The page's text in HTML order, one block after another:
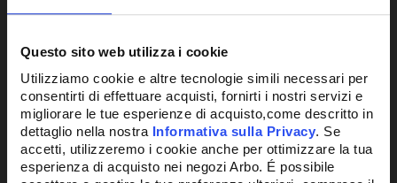
Questo sito web utilizza i cookie
Utilizziamo cookie e altre tecnologie simili necessari per
consentirti di effettuare acquisti, fornirti i nostri servizi e
migliorare le tue esperienze di acquisto,come descritto in
dettaglio nella nostra Informativa sulla Privacy. Se
accetti, utilizzeremo i cookie anche per ottimizzare la tua
esperienza di acquisto nei negozi Arbo. É possibile
Potrebbe anche interessarti